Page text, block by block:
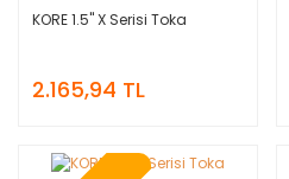
KORE 1.5'' X Serisi Toka
2.165,94 TL